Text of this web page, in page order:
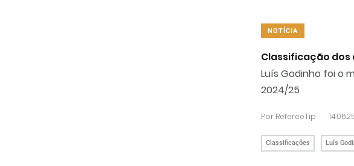
NOTÍCIA
Classificação dos
Luís Godinho foi o
2024/25
Por RefereeTip .
Classificações Luís